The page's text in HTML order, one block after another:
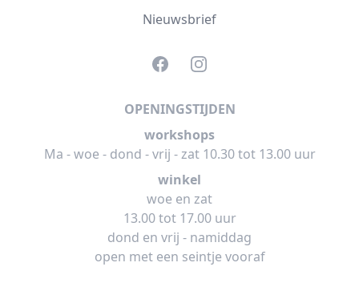
Nieuwsbrief
FacebookInstagram
OPENINGSTIJDEN
workshops
Ma - woe - dond - vrij - zat 10.30 tot 13.00 uur
winkel
woe en zat
13.00 tot 17.00 uur
dond en vrij - namiddag
open met een seintje vooraf